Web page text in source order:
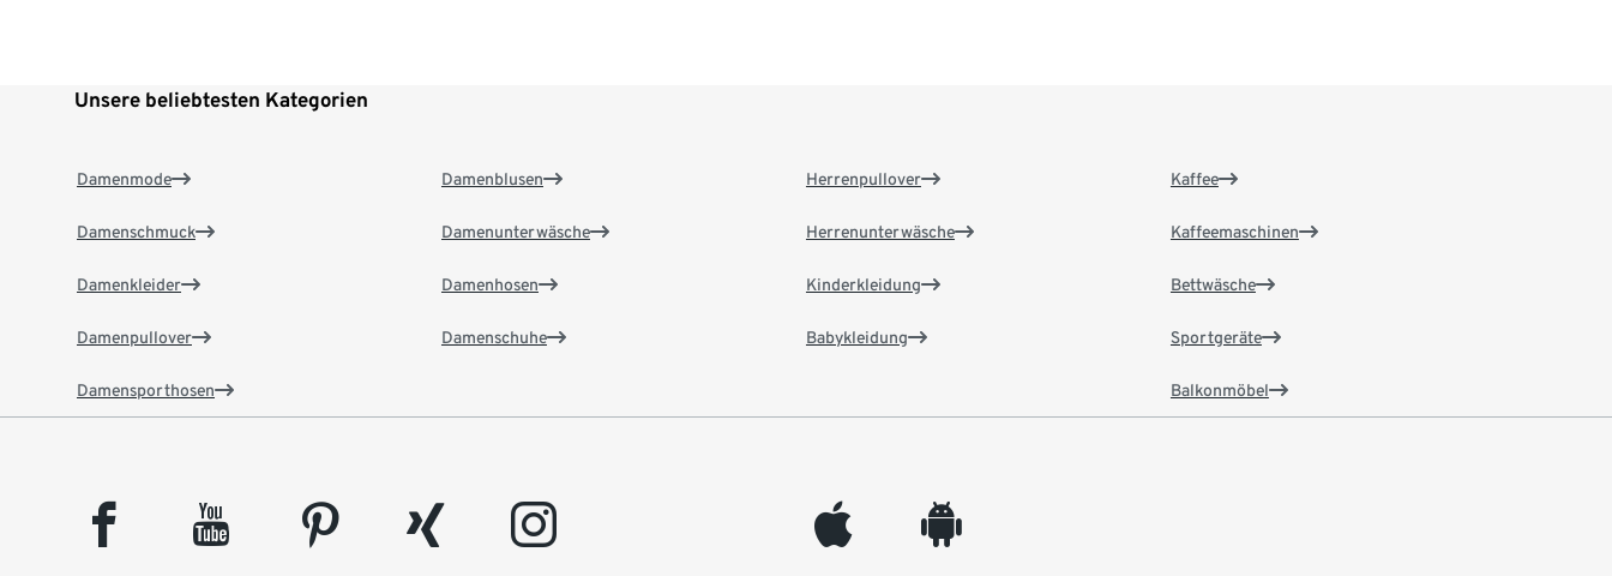
Unsere beliebtesten Kategorien
Damenmode
Damenschmuck
Damenkleider
Damenpullover
Damensporthosen
Damenblusen
Damenunterwäsche
Damenhosen
Damenschuhe
Herrenpullover
Herrenunterwäsche
Kinderkleidung
Babykleidung
Kaffee
Kaffeemaschinen
Bettwäsche
Sportgeräte
Balkonmöbel
facebook youtube pinterest xing instagram appleinc android